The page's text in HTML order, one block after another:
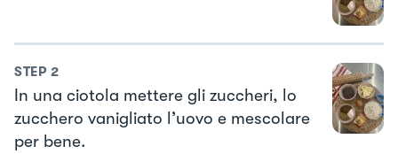
STEP 2
In una ciotola mettere gli zuccheri, lo
zucchero vanigliato l’uovo e mescolare
per bene.